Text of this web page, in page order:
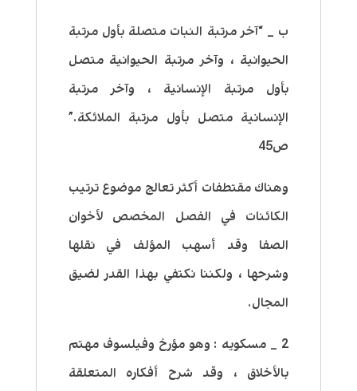
ب _ “آخر مرتبة النبات متصلة بأول مرتبة
الحيوانية ، وآخر مرتبة الحيوانية متصل
بأول مرتبة الإنسانية ، وآخر مرتبة
الإنسانية متصل بأول مرتبة الملائكة.”
ص45
وهناك مقتطفات أكثر تعالج موضوع ترتيب
الكائنات في الفصل المخصص لأخوان
الصفا وقد أسهب المؤلف في نقلها
وشرحها ، ولكننا نكتفي بهذا القدر لضيق
المجال.
2 _ مسكويه : وهو مؤرخ وفيلسوف مهتم
بالأخلاق ، وقد شرح أفكاره المتعلقة